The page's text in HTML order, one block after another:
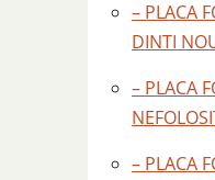
– PLACA
DINTI
– PLACA
– PLACA